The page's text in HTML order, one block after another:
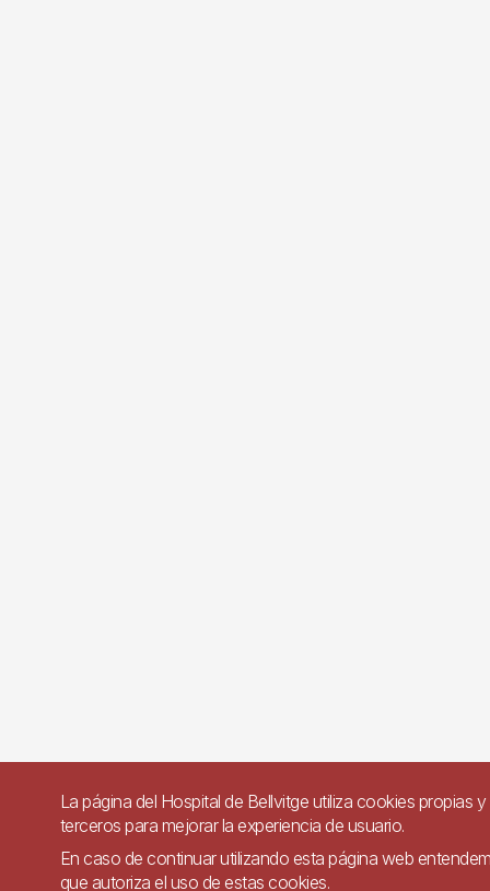
La página del Hospital de Bellvitge utiliza cookies propias y
terceros para mejorar la experiencia de usuario.
En caso de continuar utilizando esta página web
que autoriza el uso de estas cookies.